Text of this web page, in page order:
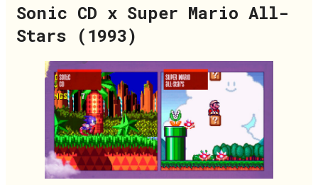
Sonic CD x Super Mario All-
Stars (1993)